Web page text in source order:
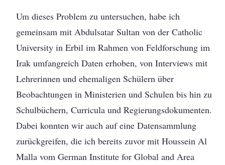
Um dieses Problem zu untersuchen, habe ich
gemeinsam mit Abdulsatar Sultan von der Catholic
University in Erbil im Rahmen von Feldforschung im
Irak umfangreich Daten erhoben, von Interviews mit
Lehrerinnen und ehemaligen Schülern über
Beobachtungen in Ministerien und Schulen bis hin zu
Schulbüchern, Curricula und Regierungsdokumenten.
Dabei konnten wir auch auf eine Datensammlung
zurückgreifen, die ich bereits zuvor mit Houssein Al
Malla vom German Institute for Global and Area